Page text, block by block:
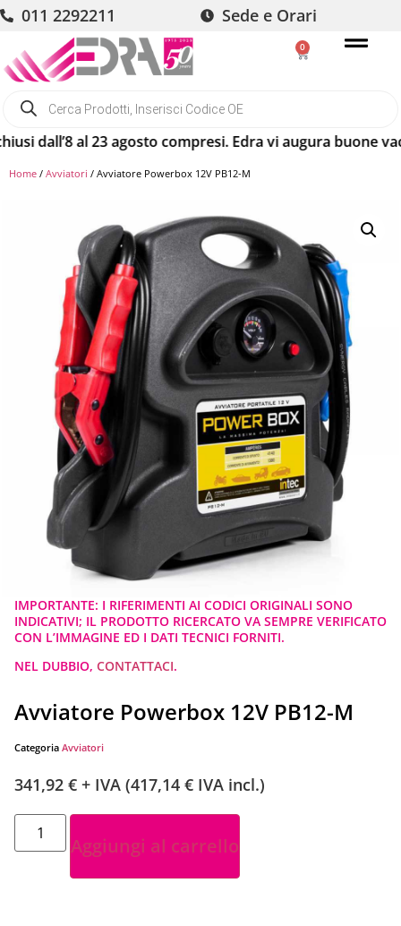
011 2292211 Sede e Orari
0
dall’8 al 23 agosto compresi. Edra vi augura buone
Home / Avviatori / Avviatore Powerbox 12V PB12-M
IMPORTANTE: I RIFERIMENTI AI CODICI ORIGINALI SONO
INDICATIVI; IL PRODOTTO RICERCATO VA SEMPRE VERIFICATO
CON L’IMMAGINE ED I DATI TECNICI FORNITI.
NEL DUBBIO, CONTATTACI.
Avviatore Powerbox 12V PB12-M
Categoria Avviatori
341,92 € + IVA (417,14 € IVA incl.)
Aggiungi al carrello